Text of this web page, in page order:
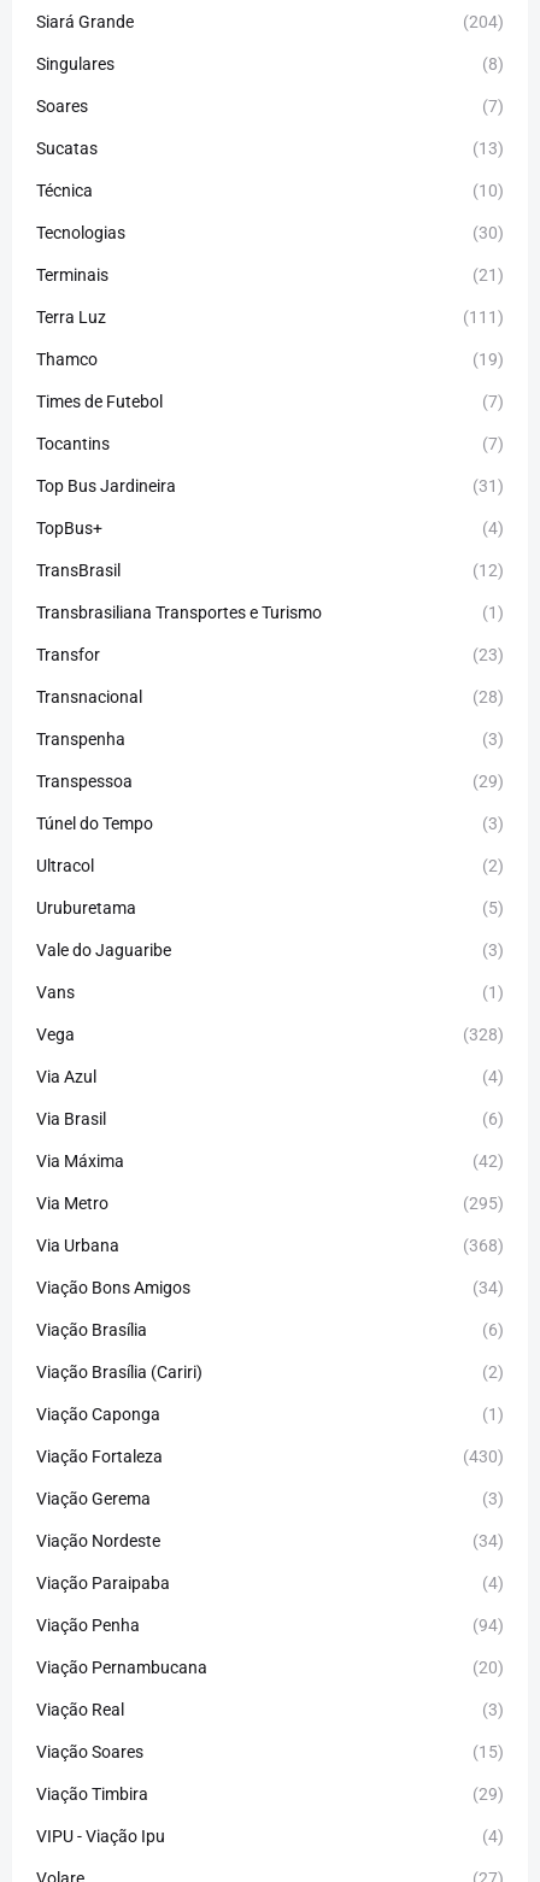
Siará Grande (204)
Singulares (8)
Soares (7)
Sucatas (13)
Técnica (10)
Tecnologias (30)
Terminais (21)
Terra Luz (111)
Thamco (19)
Times de Futebol (7)
Tocantins (7)
Top Bus Jardineira (31)
TopBus+ (4)
TransBrasil (12)
Transbrasiliana Transportes e Turismo (1)
Transfor (23)
Transnacional (28)
Transpenha (3)
Transpessoa (29)
Túnel do Tempo (3)
Ultracol (2)
Uruburetama (5)
Vale do Jaguaribe (3)
Vans (1)
Vega (328)
Via Azul (4)
Via Brasil (6)
Via Máxima (42)
Via Metro (295)
Via Urbana (368)
Viação Bons Amigos (34)
Viação Brasília (6)
Viação Brasília (Cariri) (2)
Viação Caponga (1)
Viação Fortaleza (430)
Viação Gerema (3)
Viação Nordeste (34)
Viação Paraipaba (4)
Viação Penha (94)
Viação Pernambucana (20)
Viação Real (3)
Viação Soares (15)
Viação Timbira (29)
VIPU - Viação Ipu (4)